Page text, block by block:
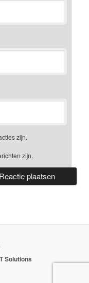
zijn.
zijn.
Solutions